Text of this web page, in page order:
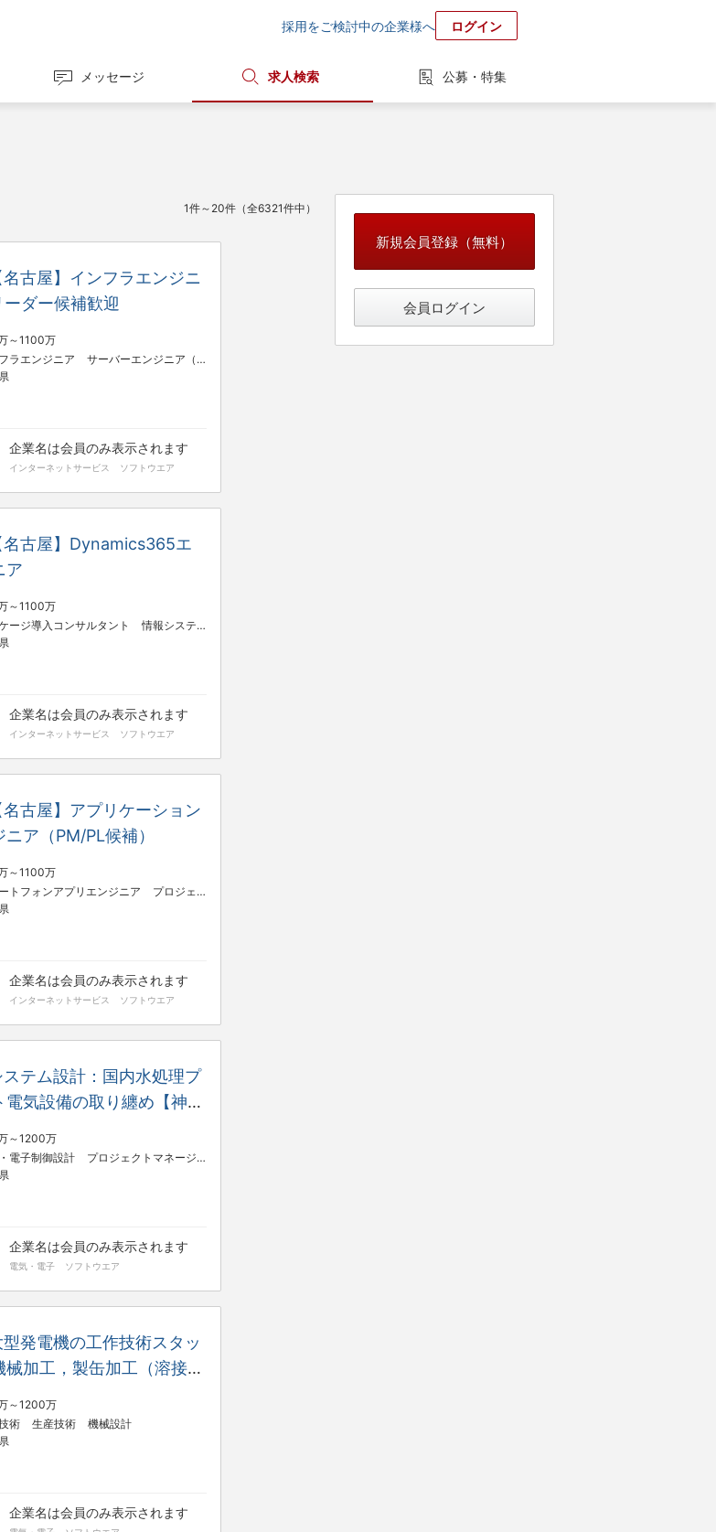
採用をご検討中の企業様へ ログイン
メッセージ 求人検索 公募・特集
1件～20件（全6321件中）
インフラエンジニア
名古屋】インフラエンジニ
ダー候補歓迎
～1100万
ラエンジニア
サーバーエンジニア（構築・運用）
企業名は会員のみ表示されます
インターネットサービス ソフトウエア
名古屋】Dynamics365エ
ア
～1100万
ージ導入コンサルタント
情報システム・社内SE
企業名は会員のみ表示されます
インターネットサービス ソフトウエア
プロジェクトリーダー（Web・オープン系）
名古屋】アプリケーション
ニア（PM/PL候補）
～1100万
トフォンアプリエンジニア
プロジェクトマネージャー（Web・オープン系）
企業名は会員のみ表示されます
インターネットサービス ソフトウエア
サーバーエンジニア（構築・運用）
ステム設計：国内水処理プ
電気設備の取り纏め【神戸
～1200万
電子制御設計
プロジェクトマネージャー（制御・組み込み系）
企業名は会員のみ表示されます
電気・電子 ソフトウエア
型発電機の工作技術スタッ
械加工，製缶加工（溶接）
～1200万
術
生産技術
機械設計
企業名は会員のみ表示されます
新規会員登録（無料）
会員ログイン